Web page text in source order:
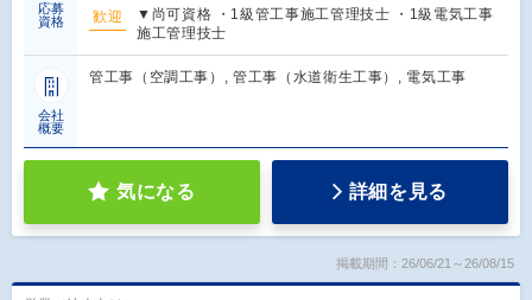
応募
資格
歓迎
▼尚可資格 ・1級管工事施工管理技士 ・1級電気工事
施工管理技士
会社
概要
管工事（空調工事）, 管工事（水道衛生工事）, 電気工事
気になる 詳細を見る
掲載期間：26/06/21～26/08/15